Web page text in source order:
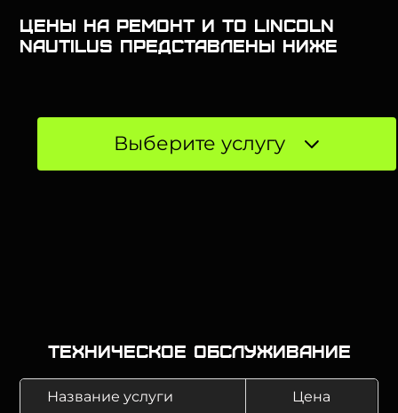
Цены на ремонт и ТО Lincoln
Nautilus представлены ниже
Выберите услугу
Техническое обслуживание
Название услуги Цена